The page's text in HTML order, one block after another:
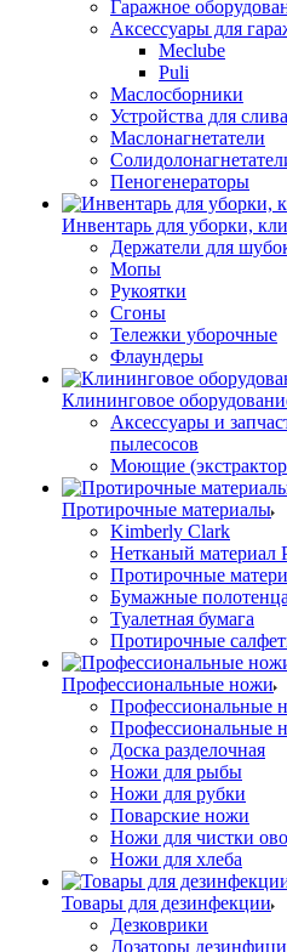
Гаражное
Аксессуары для
Meclube
Puli
Маслосборники
Устройства для
Маслонагнетатели
Пеногенераторы
Инвентарь для уборки,
Держатели для
Мопы
Рукоятки
Сгоны
Тележки уборочные
Флаундеры
Клининговое
Аксессуары и
пылесосов
Моющие
Протирочные материалы
Kimberly Clark
Нетканый материал
Протирочные
Бумажные полотенца
Туалетная бумага
Протирочные
Профессиональные ножи
Профессиональные
Профессиональные
Доска разделочная
Ножи для рыбы
Ножи для рубки
Поварские ножи
Ножи для чистки
Ножи для хлеба
Товары для дезинфекции
Дезковрики
Дозаторы